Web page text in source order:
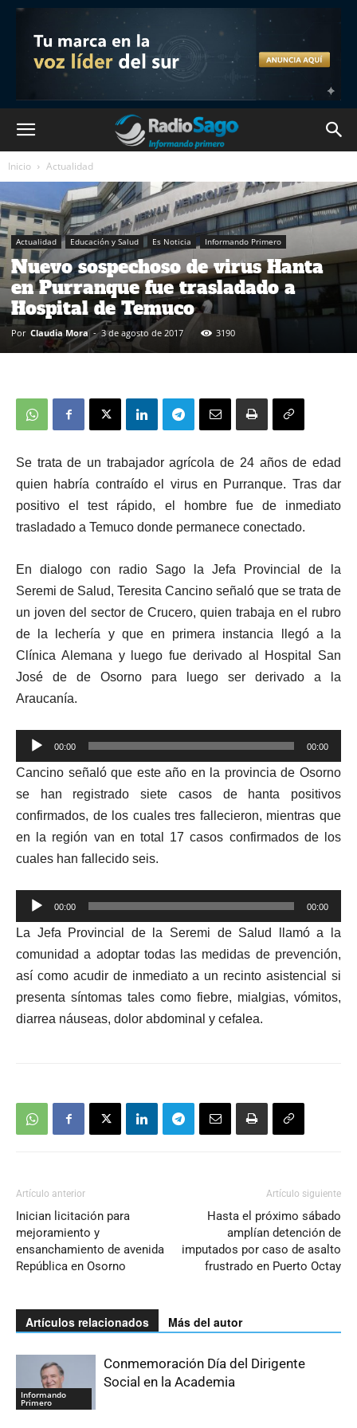
Inicio Actualidad
Actualidad Educación y Salud Es Noticia Informando Primero
Nuevo sospechoso de virus Hanta
en Purranque fue trasladado a
Hospital de Temuco
Por Claudia Mora - 3 de agosto de 2017 3190
Se trata de un trabajador agrícola de 24 años de edad
quien habría contraído el virus en Purranque. Tras dar
positivo el test rápido, el hombre fue de inmediato
trasladado a Temuco donde permanece conectado.
En dialogo con radio Sago la Jefa Provincial de la
Seremi de Salud, Teresita Cancino señaló que se trata de
un joven del sector de Crucero, quien trabaja en el rubro
de la lechería y que en primera instancia llegó a la
Clínica Alemana y luego fue derivado al Hospital San
José de de Osorno para luego ser derivado a la
Araucanía.
Reproductor
de
audio
00:00 00:00
Cancino señaló que este año en la provincia de Osorno
se han registrado siete casos de hanta positivos
confirmados, de los cuales tres fallecieron, mientras que
en la región van en total 17 casos confirmados de los
cuales han fallecido seis.
Reproductor
de
audio
00:00 00:00
La Jefa Provincial de la Seremi de Salud llamó a la
comunidad a adoptar todas las medidas de prevención,
así como acudir de inmediato a un recinto asistencial si
presenta síntomas tales como fiebre, mialgias, vómitos,
diarrea náuseas, dolor abdominal y cefalea.
Artículo anterior
Inician licitación para
mejoramiento y
ensanchamiento de avenida
República en Osorno
Artículo siguiente
Hasta el próximo sábado
amplían detención de
imputados por caso de asalto
frustrado en Puerto Octay
Artículos relacionados Más del autor
Informando
Primero
Conmemoración Día del Dirigente
Social en la Academia